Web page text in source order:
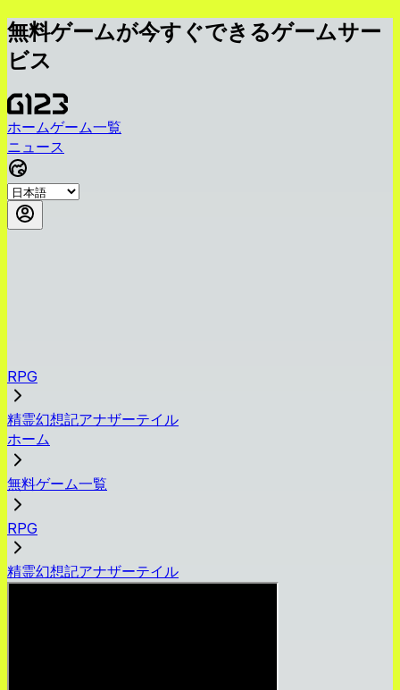
無料ゲームが今すぐできるゲームサー
ビス
ホームゲーム一覧
ニュース
RPG
精霊幻想記アナザーテイル
ホーム
無料ゲーム一覧
RPG
精霊幻想記アナザーテイル